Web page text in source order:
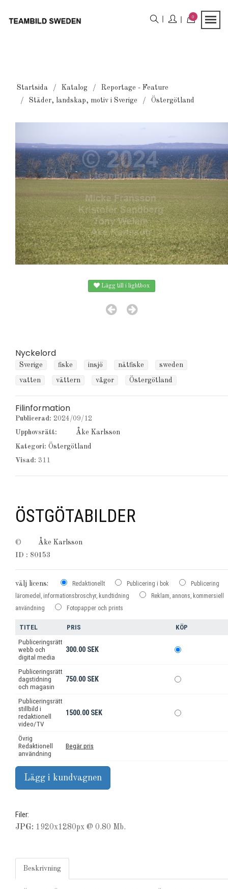
0
Startsida Katalog
Reportage - Feature
Städer, landskap, motiv i Sverige
Östergötland
Lägg till i lightbox
Nyckelord
Sverige fiske insjö nätfiske sweden
vatten vättern vågor Östergötland
Filinformation
Publicerad: 2024/09/12
Upphovsrätt:
Åke Karlsson
Kategori: Östergötland
Visad: 311
ÖSTGÖTABILDER
©
Åke Karlsson
ID : 80153
välj licens: Redaktionellt Publicering i bok
Publicering
läromedel, informationsbroschyr, kundtidning
Reklam, annons, kommersiell
användning
Fotopapper och prints
TITEL PRIS
KÖP
Publiceringsrätt
webb och
digital media
300.00 SEK
Publiceringsrätt
dagstidning
och magasin
750.00 SEK
Publiceringsrätt
stillbild i
redaktionell
video/TV
1500.00 SEK
Övrig
Redaktionell
användning
Begär pris
Filer:
JPG: 1920x1280px @ 0.80 Mb.
Beskrivning